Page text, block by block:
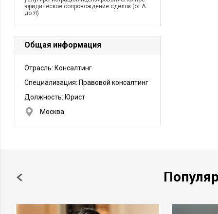
юридическое сопровождение сделок (от А
до Я)
Общая информация
Отрасль: Консалтинг
Специализация: Правовой консалтинг
Должность: Юрист
Москва